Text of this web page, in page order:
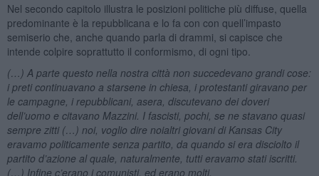
Nel secondo capitolo illustra le posizioni politiche più diffuse, quella
predominante è la repubblicana e lo fa con con quell’impasto
semiserio che, anche quando parla di drammi, si capisce che
intende colpire soprattutto il conformismo, di ogni tipo.
(…) A parte questo nella nostra città non succedevano grandi cose:
i preti continuavano a starsene in chiesa, i protestanti giravano per
le campagne, i repubblicani, asera, discutevano dei doveri
dell’uomo e citavano Mazzini. I fascisti, pochi, se ne stavano quasi
sempre zitti (…) noi, voglio dire noialtri giovani di Kansas City
eravamo politicamente senza partito, da quando si era disciolto il
partito d’azione al quale, naturalmente, tutti eravamo stati iscritti.
(…) Infine c’erano i comunisti, ed erano molti.